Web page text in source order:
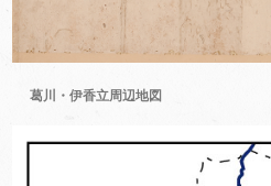
葛川・伊香立周辺地図